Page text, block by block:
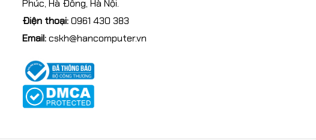
Phúc, Hà Đông, Hà Nội.
Điện thoại:0961 430 383
Email:cskh@hancomputer.vn